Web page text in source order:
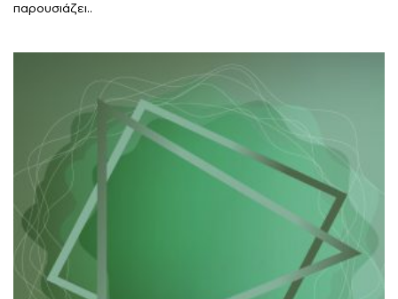
παρουσιάζει..